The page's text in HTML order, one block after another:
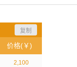
复制
价格(￥)
2,100